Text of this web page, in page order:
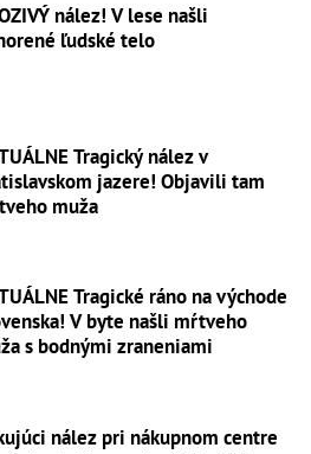
nález! V lese našli
ľudské telo
Tragický nález v
jazere! Objavili tam
muža
Tragické ráno na východe
V byte našli mŕtveho
s bodnými zraneniami
nález pri nákupnom centre